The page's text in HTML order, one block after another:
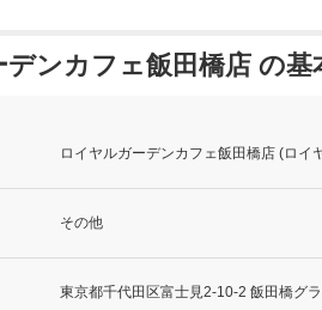
デンカフェ飯田橋店 の基
ロイヤルガーデンカフェ飯田橋店 (ロイ
その他
東京都千代田区富士見2-10-2 飯田橋グ